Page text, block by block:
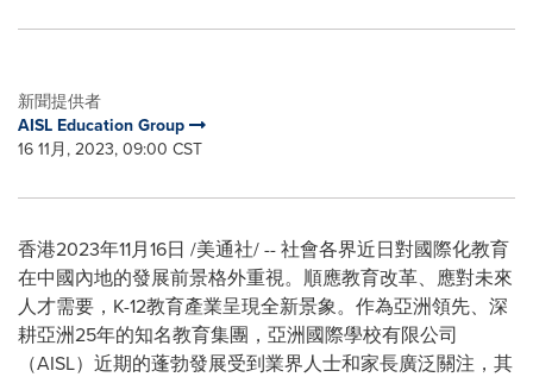
新聞提供者
AISL Education Group
16 11月, 2023, 09:00 CST
香港2023年11月16日 /美通社/ -- 社會各界近日對國際化教育
在中國內地的發展前景格外重視。順應教育改革、應對未來
人才需要，K-12教育產業呈現全新景象。作為亞洲領先、深
耕亞洲25年的知名教育集團，亞洲國際學校有限公司
（AISL）近期的蓬勃發展受到業界人士和家長廣泛關注，其